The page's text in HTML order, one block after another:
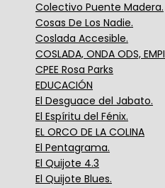
Colectivo Puente Madera.
Cosas De Los Nadie.
Coslada Accesible.
COSLADA, ONDA ODS,
CPEE Rosa Parks
EDUCACIÓN
El Desguace del Jabato.
El Espíritu del Fénix.
EL ORCO DE LA COLINA
El Pentagrama.
El Quijote 4.3
El Quijote Blues.